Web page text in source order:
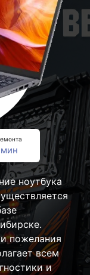
ноутбука
пожелания
всем
и